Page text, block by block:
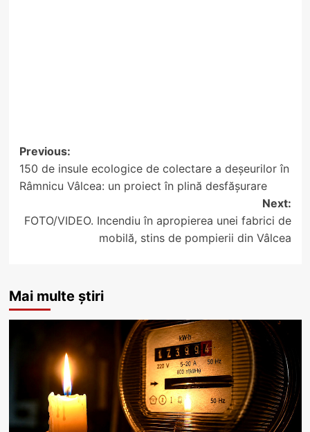
Post
navigation
Previous:
150 de insule ecologice de colectare a deșeurilor în
Râmnicu Vâlcea: un proiect în plină desfășurare
Next:
FOTO/VIDEO. Incendiu în apropierea unei fabrici de
mobilă, stins de pompierii din Vâlcea
Mai multe știri